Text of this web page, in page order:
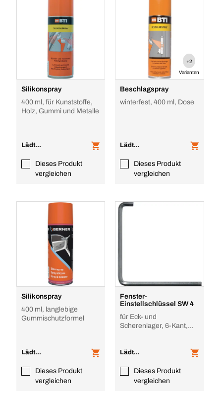
Silikonspray
400 ml, für Kunststoffe,
Holz, Gummi und Metalle
Lädt...
Dieses Produkt
vergleichen
+2
Varianten
Beschlagspray
winterfest, 400 ml, Dose
Lädt...
Dieses Produkt
vergleichen
Silikonspray
400 ml, langlebige
Gummischutzformel
Lädt...
Dieses Produkt
vergleichen
Fenster-
Einstellschlüssel SW 4
für Eck- und
Scherenlager, 6-Kant,
Balkontüren
Lädt...
Dieses Produkt
vergleichen